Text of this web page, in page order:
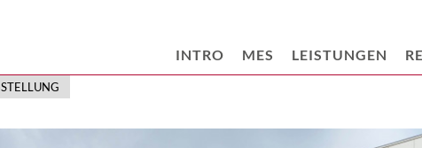
INTRO MES LEISTUNGEN